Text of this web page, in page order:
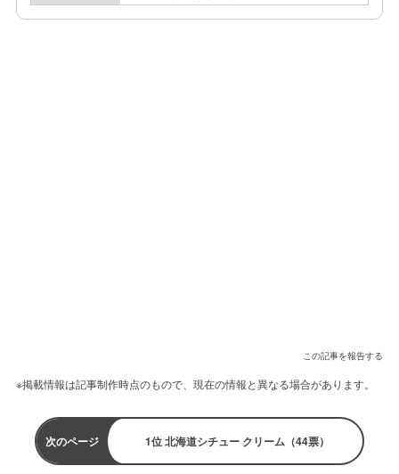
この記事を報告する
※掲載情報は記事制作時点のもので、現在の情報と異なる場合があります。
次のページ 1位 北海道シチュー クリーム（44票）